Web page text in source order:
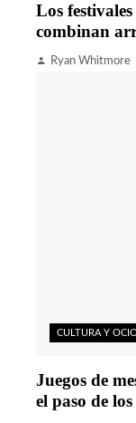
Los
combinan
Ryan Whitmore
CULTURA Y
Juegos de
el paso de